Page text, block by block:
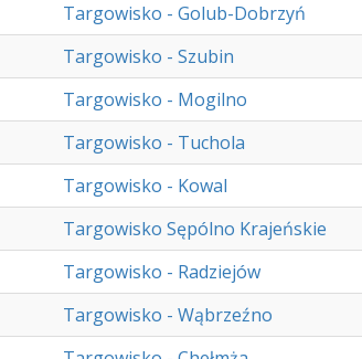
Targowisko - Golub-Dobrzyń
Targowisko - Szubin
Targowisko - Mogilno
Targowisko - Tuchola
Targowisko - Kowal
Targowisko Sępólno Krajeńskie
Targowisko - Radziejów
Targowisko - Wąbrzeźno